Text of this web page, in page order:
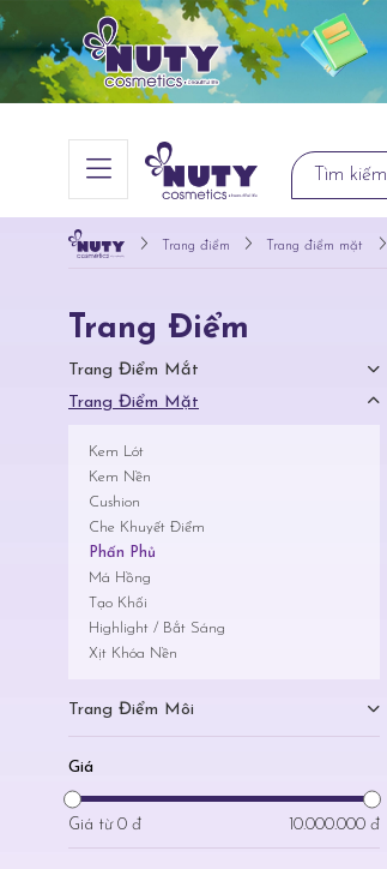
Trang điểm Trang điểm mặt
Trang Điểm
Trang Điểm Mắt
Trang Điểm Mặt
Kem Lót
Kem Nền
Cushion
Che Khuyết Điểm
Phấn Phủ
Má Hồng
Tạo Khối
Highlight / Bắt Sáng
Xịt Khóa Nền
Trang Điểm Môi
Giá
Giá từ 0 đ 10.000.000 đ